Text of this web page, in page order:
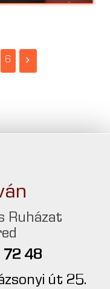
6
Ruházat
72 48
út 25.